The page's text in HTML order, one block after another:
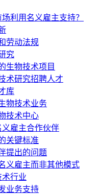
利用名义雇主支持？
劳动法规
究
生物技术项目
术研究招聘人才
库
物技术业务
技术中心
雇主合作伙伴
关键标准
提出的问题
义雇主而非其他模式
行业
业务支持